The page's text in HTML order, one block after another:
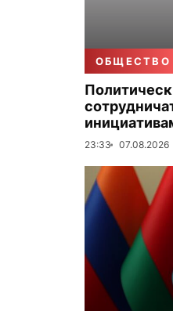
ОБЩЕСТВО
23:33 07.08.2026